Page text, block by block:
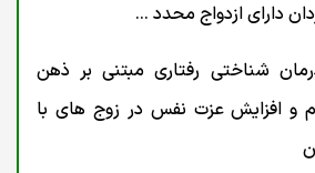
دارای ازدواج محدد ...
شناختی رفتاری مبتنی بر ذهن
و افزایش عزت نفس در زوج های با